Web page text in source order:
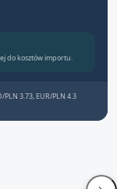
do kosztów importu.
3.73, EUR/PLN 4.3